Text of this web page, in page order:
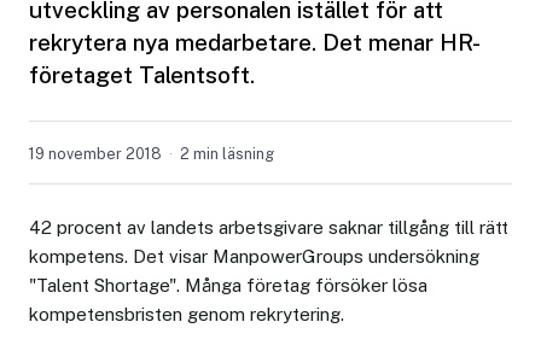
utveckling av personalen istället för att
rekrytera nya medarbetare. Det menar HR-
företaget Talentsoft.
19 november 2018 2 min läsning
42 procent av landets arbetsgivare saknar tillgång till rätt
kompetens. Det visar ManpowerGroups undersökning
"Talent Shortage". Många företag försöker lösa
kompetensbristen genom rekrytering.